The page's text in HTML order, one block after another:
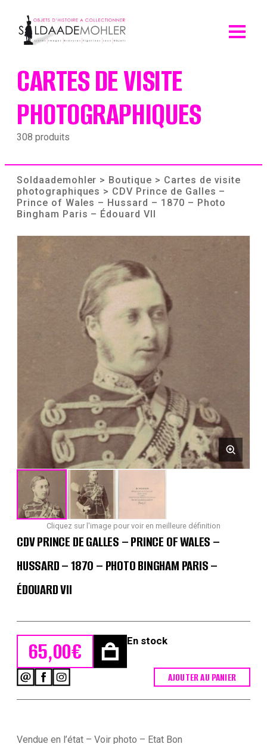
content
CARTES DE VISITE
PHOTOGRAPHIQUES
308 produits
Soldaademohler > Boutique > Cartes de visite
photographiques > CDV Prince de Galles –
Prince of Wales – Hussard – 1870 – Photo
Bingham Paris – Édouard VII
Cliquez sur l'image pour voir en meilleure définition
CDV PRINCE DE GALLES – PRINCE OF WALES –
HUSSARD – 1870 – PHOTO BINGHAM PARIS –
ÉDOUARD VII
65,00€ En stock
Galles
AJOUTER AU PANIER
Vendue en l’état – Voir photo – Etat Bon